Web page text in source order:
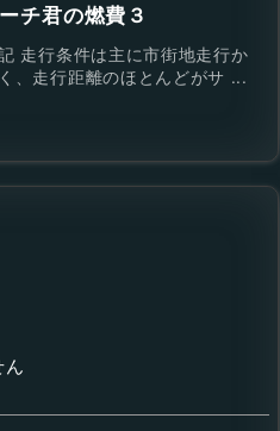
チ君の燃費３
走行条件は主に市街地走行か
、走行距離のほとんどがサ ...
ん